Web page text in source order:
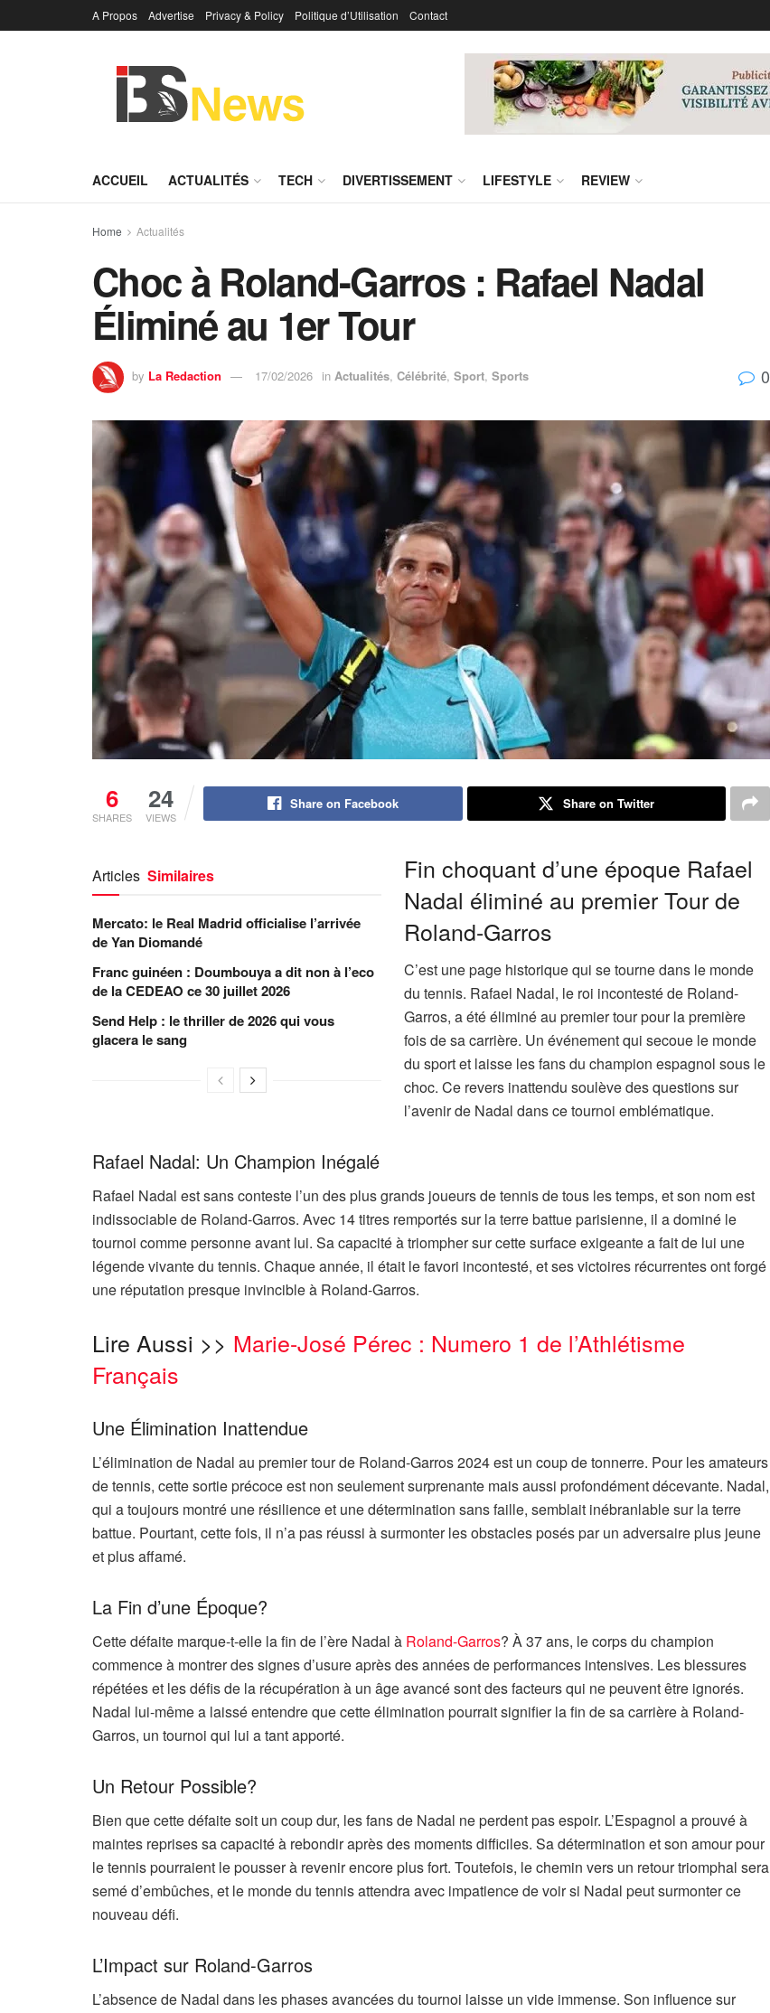
A Propos Advertise Privacy & Policy Politique d’Utilisation Contact
ACCUEIL ACTUALITÉS TECH DIVERTISSEMENT LIFESTYLE REVIEW
Home Actualités
Choc à Roland-Garros : Rafael Nadal
Éliminé au 1er Tour
by La Redaction 17/02/2026 in Actualités, Célébrité, Sport, Sports 0
6
SHARES
24
VIEWS
Share on Facebook Share on Twitter
Articles Similaires
Mercato: le Real Madrid officialise l’arrivée
de Yan Diomandé
Franc guinéen : Doumbouya a dit non à l’eco
de la CEDEAO ce 30 juillet 2026
Send Help : le thriller de 2026 qui vous
glacera le sang
Fin choquant d’une époque Rafael
Nadal éliminé au premier Tour de
Roland-Garros
C’est une page historique qui se tourne dans le monde
du tennis. Rafael Nadal, le roi incontesté de Roland-
Garros, a été éliminé au premier tour pour la première
fois de sa carrière. Un événement qui secoue le monde
du sport et laisse les fans du champion espagnol sous le
choc. Ce revers inattendu soulève des questions sur
l’avenir de Nadal dans ce tournoi emblématique.
Rafael Nadal: Un Champion Inégalé
Rafael Nadal est sans conteste l’un des plus grands joueurs de tennis de tous les temps, et son nom est
indissociable de Roland-Garros. Avec 14 titres remportés sur la terre battue parisienne, il a dominé le
tournoi comme personne avant lui. Sa capacité à triompher sur cette surface exigeante a fait de lui une
légende vivante du tennis. Chaque année, il était le favori incontesté, et ses victoires récurrentes ont forgé
une réputation presque invincible à Roland-Garros.
Lire Aussi >> Marie-José Pérec : Numero 1 de l’Athlétisme
Français
Une Élimination Inattendue
L’élimination de Nadal au premier tour de Roland-Garros 2024 est un coup de tonnerre. Pour les amateurs
de tennis, cette sortie précoce est non seulement surprenante mais aussi profondément décevante. Nadal,
qui a toujours montré une résilience et une détermination sans faille, semblait inébranlable sur la terre
battue. Pourtant, cette fois, il n’a pas réussi à surmonter les obstacles posés par un adversaire plus jeune
et plus affamé.
La Fin d’une Époque?
Cette défaite marque-t-elle la fin de l’ère Nadal à Roland-Garros? À 37 ans, le corps du champion
commence à montrer des signes d’usure après des années de performances intensives. Les blessures
répétées et les défis de la récupération à un âge avancé sont des facteurs qui ne peuvent être ignorés.
Nadal lui-même a laissé entendre que cette élimination pourrait signifier la fin de sa carrière à Roland-
Garros, un tournoi qui lui a tant apporté.
Un Retour Possible?
Bien que cette défaite soit un coup dur, les fans de Nadal ne perdent pas espoir. L’Espagnol a prouvé à
maintes reprises sa capacité à rebondir après des moments difficiles. Sa détermination et son amour pour
le tennis pourraient le pousser à revenir encore plus fort. Toutefois, le chemin vers un retour triomphal sera
semé d’embûches, et le monde du tennis attendra avec impatience de voir si Nadal peut surmonter ce
nouveau défi.
L’Impact sur Roland-Garros
L’absence de Nadal dans les phases avancées du tournoi laisse un vide immense. Son influence sur